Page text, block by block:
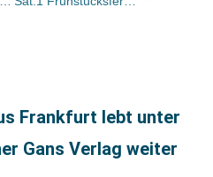
Frankfurt lebt unter
Gans Verlag weiter